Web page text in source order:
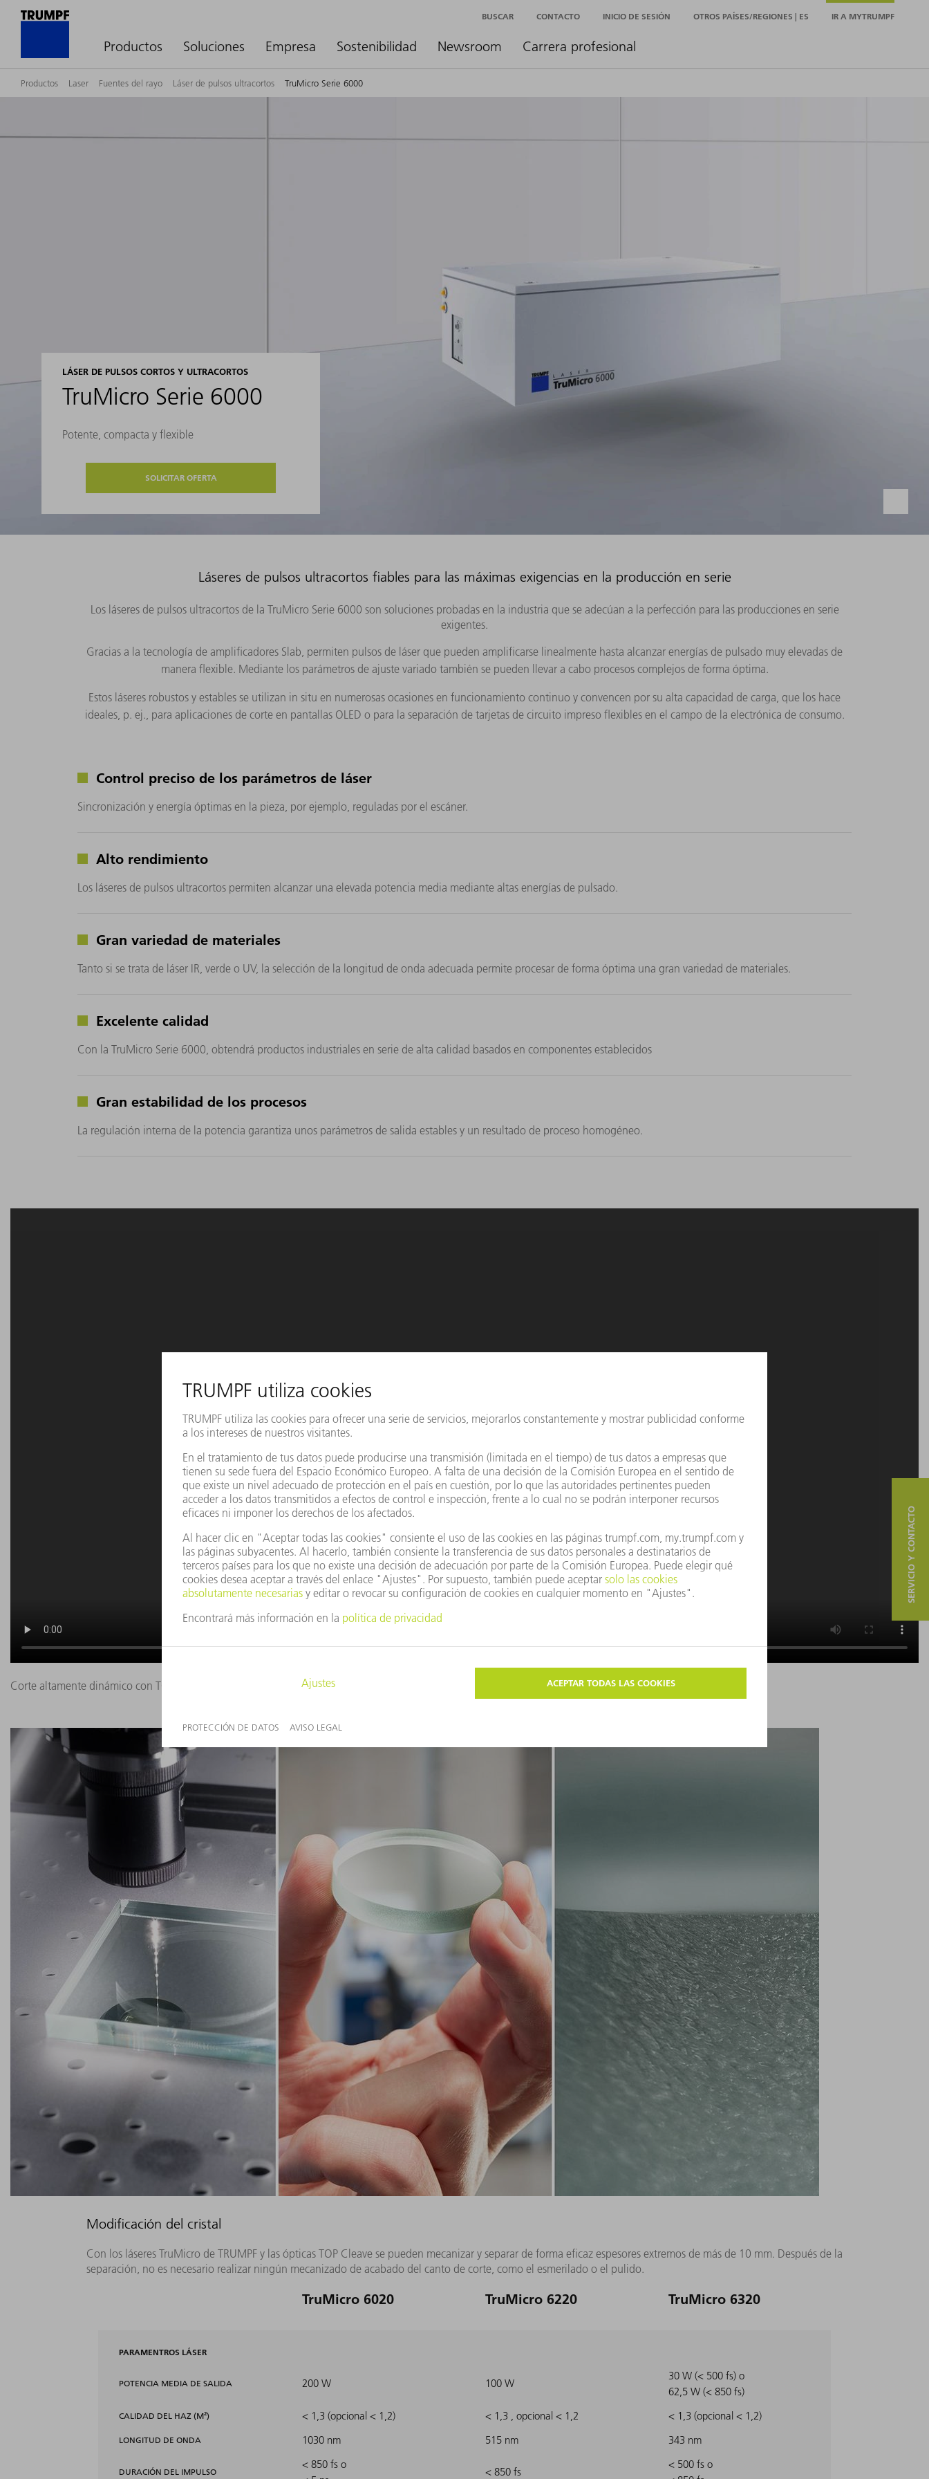
Productos Soluciones Empresa Sostenibilidad Newsroom Carrera profesional
BUSCAR CONTACTO INICIO DE SESIÓN OTROS PAÍSES/REGIONES | ES IR A MYTRUMPF
Productos Laser Fuentes del rayo Láser de pulsos ultracortos TruMicro Serie 6000
LÁSER DE PULSOS CORTOS Y ULTRACORTOS
TruMicro Serie 6000
Potente, compacta y flexible
SOLICITAR OFERTA
Láseres de pulsos ultracortos fiables para las máximas exigencias en la producción en serie
Los láseres de pulsos ultracortos de la TruMicro Serie 6000 son soluciones probadas en la industria que se adecúan a la perfección para las producciones en serie
exigentes.
Gracias a la tecnología de amplificadores Slab, permiten pulsos de láser que pueden amplificarse linealmente hasta alcanzar energías de pulsado muy elevadas de
manera flexible. Mediante los parámetros de ajuste variado también se pueden llevar a cabo procesos complejos de forma óptima.
Estos láseres robustos y estables se utilizan in situ en numerosas ocasiones en funcionamiento continuo y convencen por su alta capacidad de carga, que los hace
ideales, p. ej., para aplicaciones de corte en pantallas OLED o para la separación de tarjetas de circuito impreso flexibles en el campo de la electrónica de consumo.
Control preciso de los parámetros de láser
Sincronización y energía óptimas en la pieza, por ejemplo, reguladas por el escáner.
Alto rendimiento
Los láseres de pulsos ultracortos permiten alcanzar una elevada potencia media mediante altas energías de pulsado.
Gran variedad de materiales
Tanto si se trata de láser IR, verde o UV, la selección de la longitud de onda adecuada permite procesar de forma óptima una gran variedad de materiales.
Excelente calidad
Con la TruMicro Serie 6000, obtendrá productos industriales en serie de alta calidad basados en componentes establecidos
Gran estabilidad de los procesos
La regulación interna de la potencia garantiza unos parámetros de salida estables y un resultado de proceso homogéneo.
Corte altamente dinámico con TOP Cleave
Modificación del cristal
Con los láseres TruMicro de TRUMPF y las ópticas TOP Cleave se pueden mecanizar y separar de forma eficaz espesores extremos de más de 10 mm. Después de la
separación, no es necesario realizar ningún mecanizado de acabado del canto de corte, como el esmerilado o el pulido.
TruMicro 6020 TruMicro 6220 TruMicro 6320
PARAMENTROS LÁSER
POTENCIA MEDIA DE SALIDA 200 W 100 W
30 W (< 500 fs) o
62,5 W (< 850 fs)
CALIDAD DEL HAZ (M²) < 1,3 (opcional < 1,2) < 1,3 , opcional < 1,2 < 1,3 (opcional < 1,2)
LONGITUD DE ONDA 1030 nm 515 nm 343 nm
DURACIÓN DEL IMPULSO
< 850 fs o
< 850 fs
< 500 fs o
SERVICIO Y CONTACTO